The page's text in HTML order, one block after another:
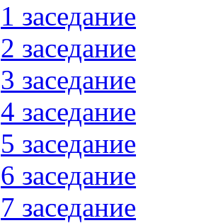
1 заседание
2 заседание
3 заседание
4 заседание
5 заседание
6 заседание
7 заседание